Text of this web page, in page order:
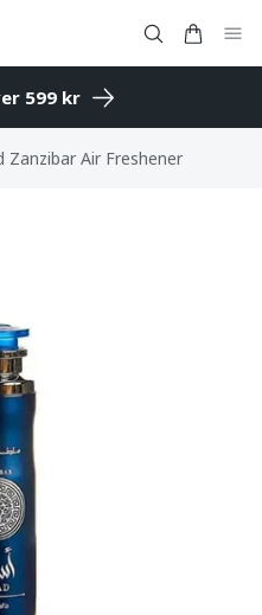
599 kr
Zanzibar Air Freshener